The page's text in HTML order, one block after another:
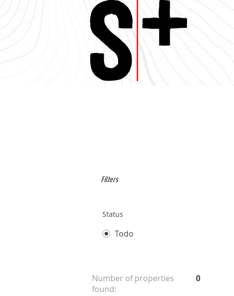
Filters
Status
Todo
Number of properties
found:
0